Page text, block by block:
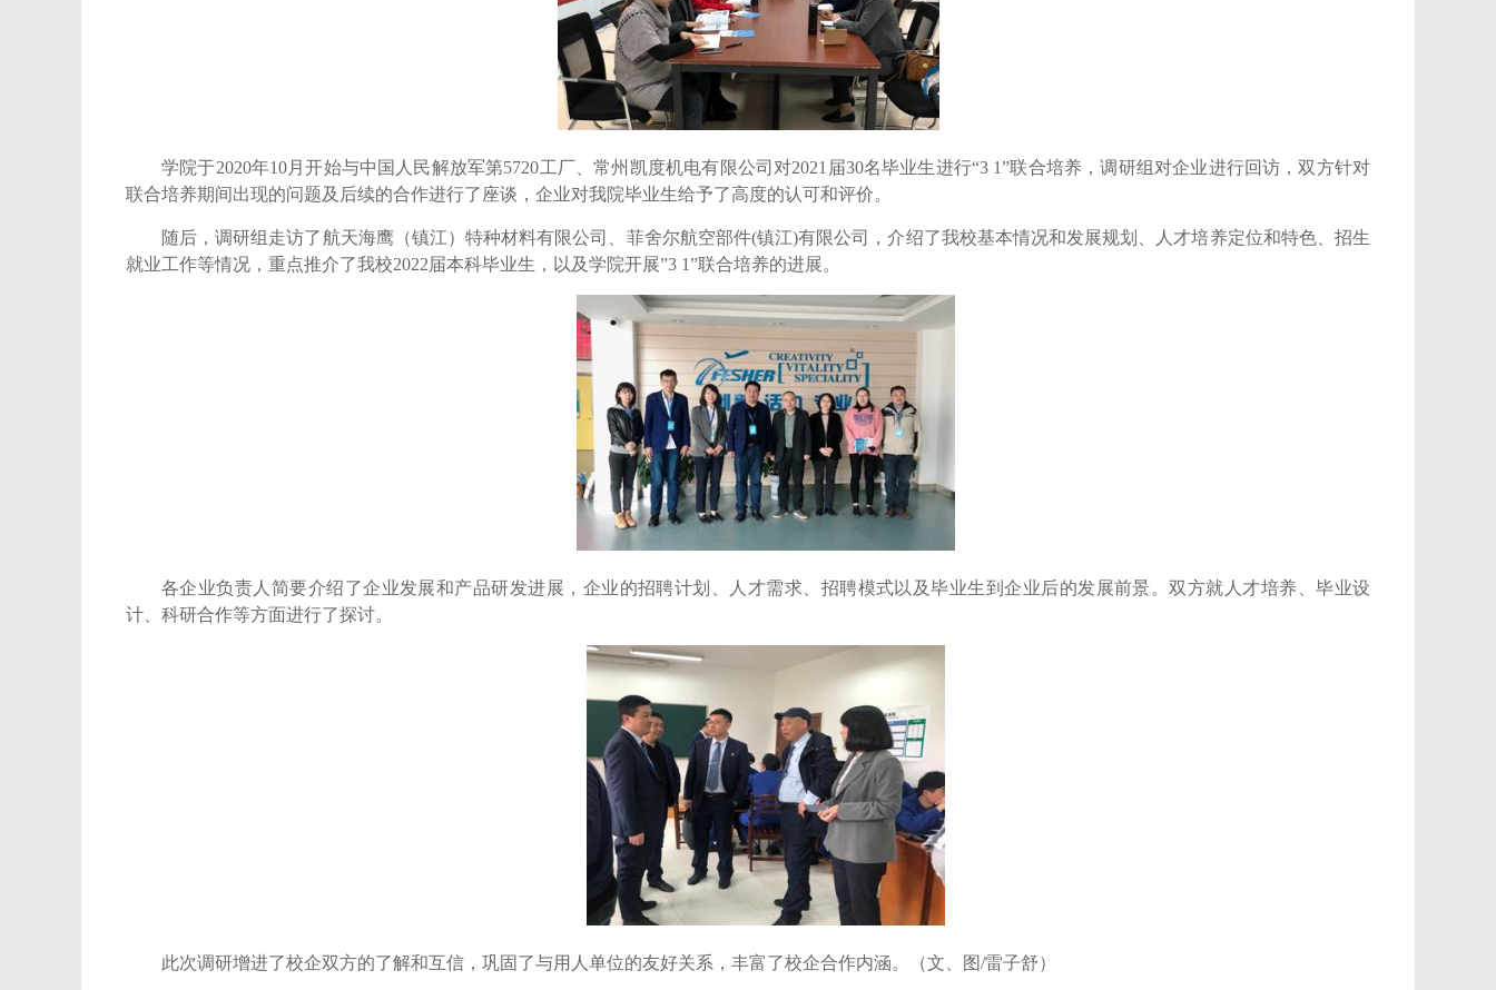
学院于2020年10月开始与中国人民解放军第5720工厂、常州凯度机电有限公司对2021 届30名毕业生进行“3 1”联合培养，调研组对企业进行回访，双方针对
联合培养期间出现的问题及后续的合作进行了座谈，企业对我院毕业生给予了高度的认可和评价。
随后，调研组走访了航天海鹰（镇江）特种材料有限公司、菲舍尔航空部件(镇江)有限公司，介绍了我校基本情况和发展规划、人才培养定位和特色、招生
就业工作等情况，重点推介了我校2022届本科毕业生，以及学院开展”3 1”联合培养的进展。
各企业负责人简要介绍了企业发展和产品研发进展，企业的招聘计划、人才需求、招聘模式以及毕业生到企业后的发展前景。双方就人才培养、毕业设
计、科研合作等方面进行了探讨。
此次调研增进了校企双方的了解和互信，巩固了与用人单位的友好关系，丰富了校企合作内涵。（文、图/雷子舒）